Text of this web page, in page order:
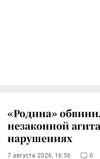
«Родина»
незаконной
нарушениях
7 августа 2026, 16:56 0